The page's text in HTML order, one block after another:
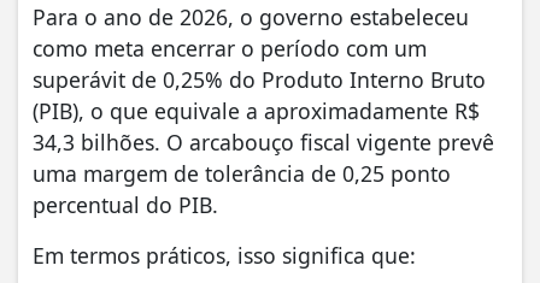
Para o ano de 2026, o governo estabeleceu
como meta encerrar o período com um
superávit de 0,25% do Produto Interno Bruto
(PIB), o que equivale a aproximadamente R$
34,3 bilhões. O arcabouço fiscal vigente prevê
uma margem de tolerância de 0,25 ponto
percentual do PIB.
Em termos práticos, isso significa que: